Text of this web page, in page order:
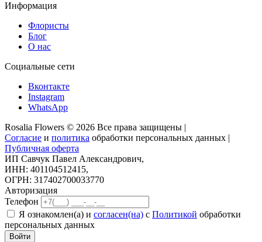
Информация
Флористы
Блог
О нас
Социальные сети
Вконтакте
Instagram
WhatsApp
Rosalia Flowers © 2026 Все права защищены |
Согласие и политика обработки персональных данных |
Публичная оферта
ИП Савчук Павел Александрович,
ИНН: 401104512415,
ОГРН: 317402700033770
Авторизация
Телефон
Я ознакомлен(а) и согласен(на) с Политикой обработки
персональных данных
Войти